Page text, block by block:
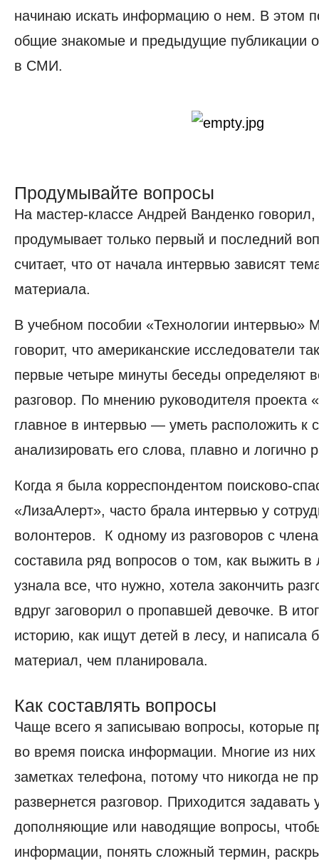
начинаю искать информацию о нем. В этом
общие знакомые и предыдущие публикации
в СМИ.
Продумывайте вопросы
На мастер-классе Андрей Ванденко говорил,
продумывает только первый и последний
считает, что от начала интервью зависят
материала.
В учебном пособии «Технологии интервью»
говорит, что американские исследователи
первые четыре минуты беседы определяют
разговор. По мнению руководителя проекта
главное в интервью — уметь расположить к
анализировать его слова, плавно и логично
Когда я была корреспондентом поисково-
«ЛизаАлерт», часто брала интервью у
волонтеров. К одному из разговоров с
составила ряд вопросов о том, как выжить в
узнала все, что нужно, хотела закончить
вдруг заговорил о пропавшей девочке. В
историю, как ищут детей в лесу, и написала
материал, чем планировала.
Как составлять вопросы
Чаще всего я записываю вопросы, которые
во время поиска информации. Многие из них
заметках телефона, потому что никогда не
развернется разговор. Приходится
дополняющие или наводящие вопросы,
информации, понять сложный термин,